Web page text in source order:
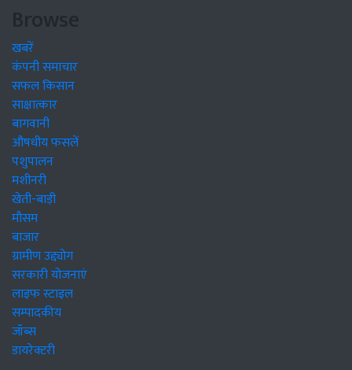
Browse
खबरें
कंपनी समाचार
सफल किसान
साक्षात्कार
बागवानी
औषधीय फसलें
पशुपालन
मशीनरी
खेती-बाड़ी
मौसम
बाजार
ग्रामीण उद्द्योग
सरकारी योजनाएं
लाइफ स्टाइल
सम्पादकीय
जॉब्स
डायरेक्टरी